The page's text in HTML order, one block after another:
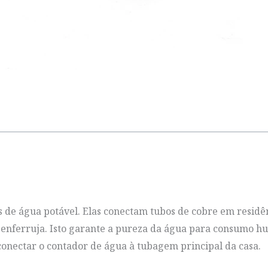
água potável. Elas conectam tubos de cobre em
Isto garante a pureza da água para consumo
o contador de água à tubagem principal da casa.